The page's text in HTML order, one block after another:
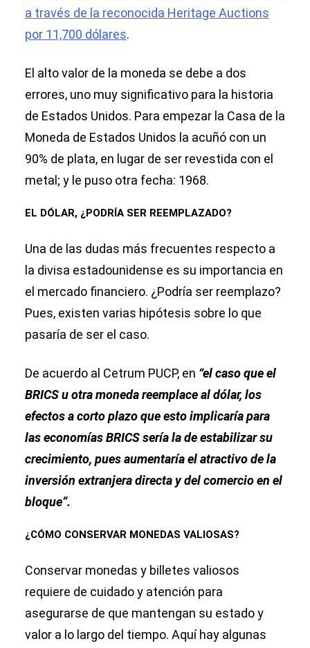
a través de la reconocida Heritage Auctions
por 11,700 dólares.
El alto valor de la moneda se debe a dos
errores, uno muy significativo para la historia
de Estados Unidos. Para empezar la Casa de la
Moneda de Estados Unidos la acuñó con un
90% de plata, en lugar de ser revestida con el
metal; y le puso otra fecha: 1968.
EL DÓLAR, ¿PODRÍA SER REEMPLAZADO?
Una de las dudas más frecuentes respecto a
la divisa estadounidense es su importancia en
el mercado financiero. ¿Podría ser reemplazo?
Pues, existen varias hipótesis sobre lo que
pasaría de ser el caso.
De acuerdo al Cetrum PUCP, en “el caso que el
BRICS u otra moneda reemplace al dólar, los
efectos a corto plazo que esto implicaría para
las economías BRICS sería la de estabilizar su
crecimiento, pues aumentaría el atractivo de la
inversión extranjera directa y del comercio en el
bloque”.
¿CÓMO CONSERVAR MONEDAS VALIOSAS?
Conservar monedas y billetes valiosos
requiere de cuidado y atención para
asegurarse de que mantengan su estado y
valor a lo largo del tiempo. Aquí hay algunas